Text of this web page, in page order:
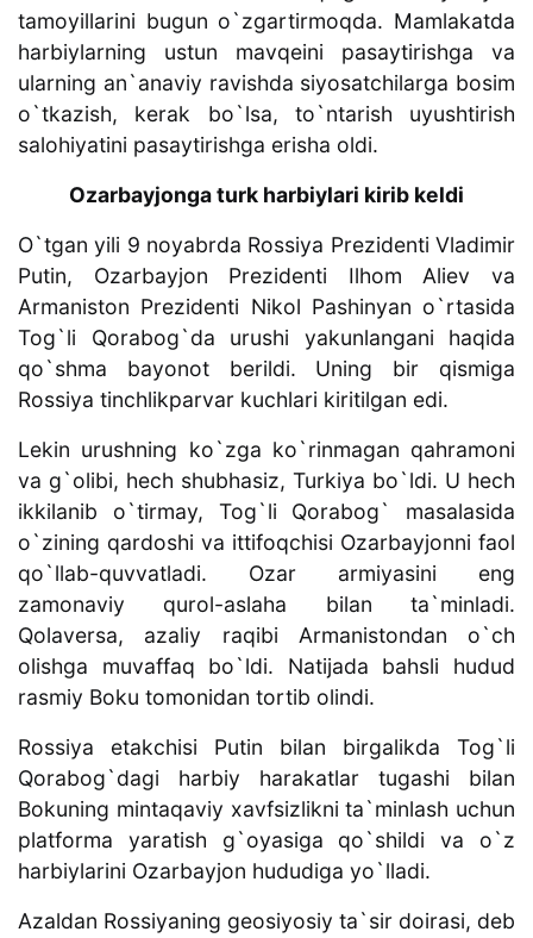
tamoyillarini bugun o`zgartirmoqda. Mamlakatda
harbiylarning ustun mavqeini pasaytirishga va
ularning an`anaviy ravishda siyosatchilarga bosim
o`tkazish, kerak bo`lsa, to`ntarish uyushtirish
salohiyatini pasaytirishga erisha oldi.
Ozarbayjonga turk harbiylari kirib keldi
O`tgan yili 9 noyabrda Rossiya Prezidenti Vladimir
Putin, Ozarbayjon Prezidenti Ilhom Aliev va
Armaniston Prezidenti Nikol Pashinyan o`rtasida
Tog`li Qorabog`da urushi yakunlangani haqida
qo`shma bayonot berildi. Uning bir qismiga
Rossiya tinchlikparvar kuchlari kiritilgan edi.
Lekin urushning ko`zga ko`rinmagan qahramoni
va g`olibi, hech shubhasiz, Turkiya bo`ldi. U hech
ikkilanib o`tirmay, Tog`li Qorabog` masalasida
o`zining qardoshi va ittifoqchisi Ozarbayjonni faol
qo`llab-quvvatladi. Ozar armiyasini eng
zamonaviy qurol-aslaha bilan ta`minladi.
Qolaversa, azaliy raqibi Armanistondan o`ch
olishga muvaffaq bo`ldi. Natijada bahsli hudud
rasmiy Boku tomonidan tortib olindi.
Rossiya etakchisi Putin bilan birgalikda Tog`li
Qorabog`dagi harbiy harakatlar tugashi bilan
Bokuning mintaqaviy xavfsizlikni ta`minlash uchun
platforma yaratish g`oyasiga qo`shildi va o`z
harbiylarini Ozarbayjon hududiga yo`lladi.
Azaldan Rossiyaning geosiyosiy ta`sir doirasi, deb